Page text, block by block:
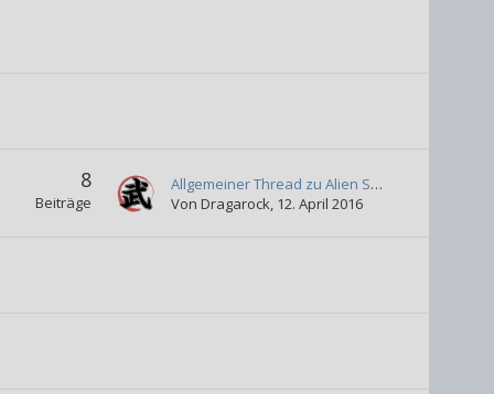
8
Beiträge
Allgemeiner Thread zu Alien Shooter
Von Dragarock 12. April 2016